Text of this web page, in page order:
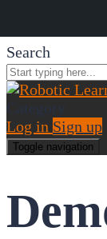
Search
Category
Log in Sign up
Toggle navigation